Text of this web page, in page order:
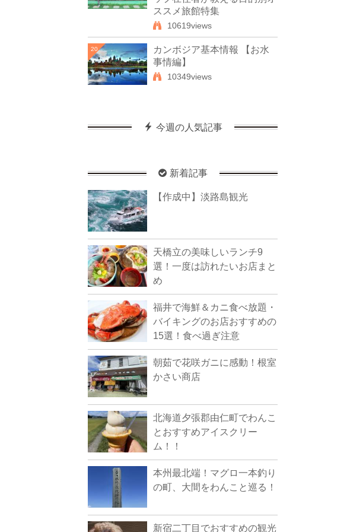
ススメ旅館特集
10619views
20
カンボジア基本情報 【お水
事情編】
10349views
今週の人気記事
新着記事
【作成中】淡路島観光
天橋立の美味しいランチ9
選！一度は訪れたいお店まと
め
福井で海鮮＆カニ食べ放題・
バイキングのお店おすすめの
15選！食べ過ぎ注意
朝茹で花咲ガニに感動！根室
かさい商店
北海道夕張郡由仁町でわんこ
とおすすめアイスクリー
ム！！
本州最北端！マグロ一本釣り
の町、大間をわんこと巡る！
新宿二丁目でおすすめの観光